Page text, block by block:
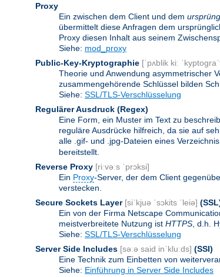
Proxy
Ein zwischen dem Client und dem
übermittelt diese Anfragen dem
Proxy diesen Inhalt aus seinem
Siehe: mod_proxy
Public-Key-Kryptographie [ˈpʌblik kiː
Theorie und Anwendung asymmetrischer
zusammengehörende Schlüssel bilden
Siehe: SSL/TLS-Verschlüsselung
Regulärer Ausdruck (Regex)
Eine Form, ein Muster im Text zu
reguläre Ausdrücke hilfreich, da sie auf
alle .gif- und .jpg-Dateien eines
bereitstellt.
Reverse Proxy [riːvəːs ˈprɔksi]
Ein Proxy-Server, der dem Client
verstecken.
Secure Sockets Layer [siˈkjuə ˈsɔkits ˈleiə]
Ein von der Firma Netscape
meistverbreitete Nutzung ist HTTPS , d.h.
Siehe: SSL/TLS-Verschlüsselung
Server Side Includes [səːə said inˈkluːds] (SSI)
Eine Technik zum Einbetten von
Siehe: Einführung in Server Side Includes